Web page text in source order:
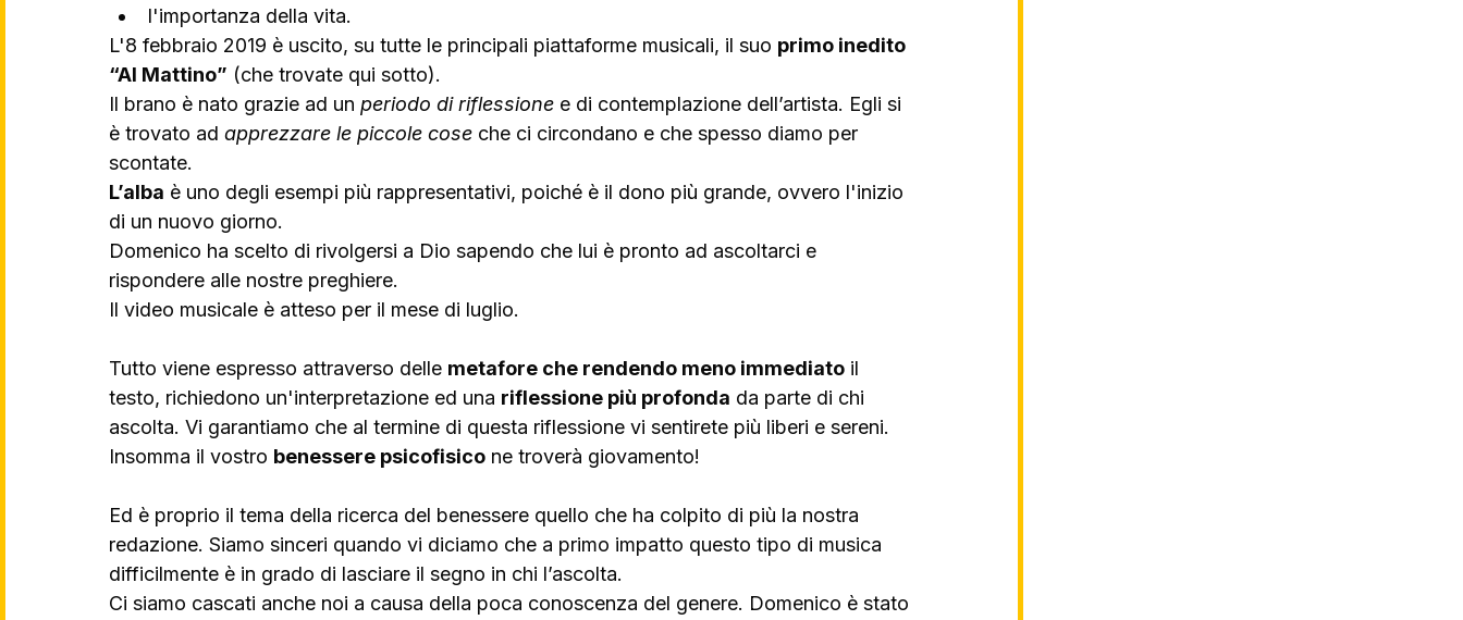
l'importanza della vita.
L'8 febbraio 2019 è uscito, su tutte le principali piattaforme musicali, il suo primo inedito
“Al Mattino” (che trovate qui sotto).
Il brano è nato grazie ad un periodo di riflessione e di contemplazione dell’artista. Egli si
è trovato ad apprezzare le piccole cose che ci circondano e che spesso diamo per
scontate.
L’alba è uno degli esempi più rappresentativi, poiché è il dono più grande, ovvero l'inizio
di un nuovo giorno.
Domenico ha scelto di rivolgersi a Dio sapendo che lui è pronto ad ascoltarci e
rispondere alle nostre preghiere.
Il video musicale è atteso per il mese di luglio.
Tutto viene espresso attraverso delle metafore che rendendo meno immediato il
testo, richiedono un'interpretazione ed una riflessione più profonda da parte di chi
ascolta. Vi garantiamo che al termine di questa riflessione vi sentirete più liberi e sereni.
Insomma il vostro benessere psicofisico ne troverà giovamento!
Ed è proprio il tema della ricerca del benessere quello che ha colpito di più la nostra
redazione. Siamo sinceri quando vi diciamo che a primo impatto questo tipo di musica
difficilmente è in grado di lasciare il segno in chi l’ascolta.
Ci siamo cascati anche noi a causa della poca conoscenza del genere. Domenico è stato